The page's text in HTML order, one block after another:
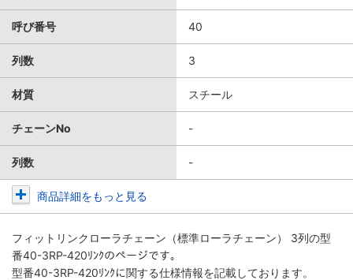
呼び番号 40
列数 3
材質 スチール
チェーンNo -
列数 -
商品詳細をもっと見る
フィットリンクローラチェーン（標準ローラチェーン） 3列の型
番40-3RP-420ﾘﾝｸのページです。
型番40-3RP-420ﾘﾝｸに関する仕様情報を記載しております。